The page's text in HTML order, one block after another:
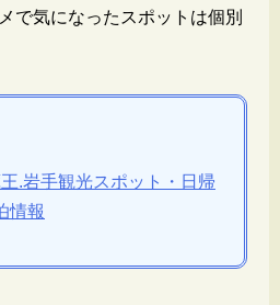
で気になったスポットは個別
.岩手観光スポット・日帰
情報